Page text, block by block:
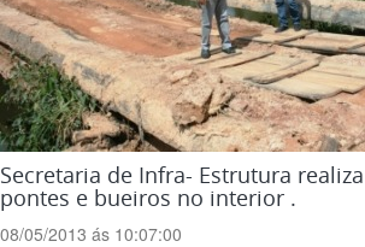
Secretaria de Infra- Estrutura
pontes e bueiros no interior .
08/05/2013 ás 10:07:00